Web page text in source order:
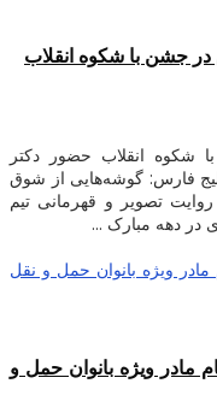
جشن با شکوه انقلاب
انقلاب حضور دکتر
فارس: گوشه‌هایی از شوق
تصویر و قهرمانی تیم
ویژه بانوان حمل و